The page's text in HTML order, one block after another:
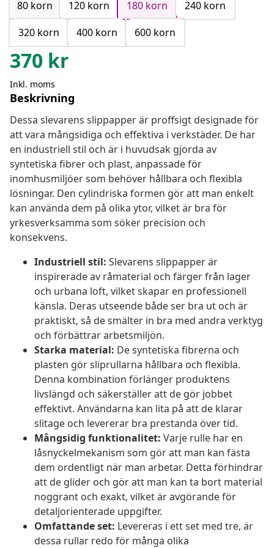
80 korn 120 korn 180 korn
240 korn
320 korn
400 korn 600 korn
370 kr
Inkl. moms
Beskrivning
Dessa slevarens slippapper är proffsigt designade för
att vara mångsidiga och effektiva i verkstäder. De har
en industriell stil och är i huvudsak gjorda av
syntetiska fibrer och plast, anpassade för
inomhusmiljöer som behöver hållbara och flexibla
lösningar. Den cylindriska formen gör att man enkelt
kan använda dem på olika ytor, vilket är bra för
yrkesverksamma som söker precision och
konsekvens.
Industriell stil: Slevarens slippapper är
inspirerade av råmaterial och färger från lager
och urbana loft, vilket skapar en professionell
känsla. Deras utseende både ser bra ut och är
praktiskt, så de smälter in bra med andra verktyg
och förbättrar arbetsmiljön.
Starka material: De syntetiska fibrerna och
plasten gör sliprullarna hållbara och flexibla.
Denna kombination förlänger produktens
livslängd och säkerställer att de gör jobbet
effektivt. Användarna kan lita på att de klarar
slitage och levererar bra prestanda över tid.
Mångsidig funktionalitet: Varje rulle har en
låsnyckelmekanism som gör att man kan fästa
dem ordentligt när man arbetar. Detta förhindrar
att de glider och gör att man kan ta bort material
noggrant och exakt, vilket är avgörande för
detaljorienterade uppgifter.
Omfattande set: Levereras i ett set med tre, är
dessa rullar redo för många olika